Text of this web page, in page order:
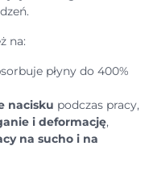
na:
płyny do 400%
nacisku podczas pracy,
i deformację,
na sucho i na